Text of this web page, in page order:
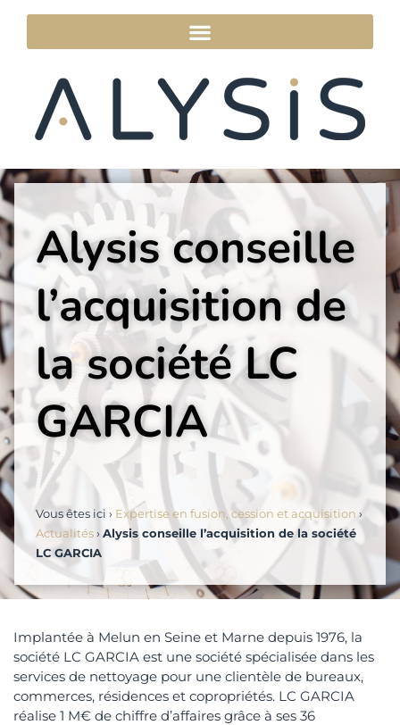
Alysis conseille
l’acquisition de
la société LC
GARCIA
Vous êtes ici › Expertise en fusion, cession et acquisition ›
Actualités › Alysis conseille l’acquisition de la société
LC GARCIA
Implantée à Melun en Seine et Marne depuis 1976, la
société LC GARCIA est une société spécialisée dans les
services de nettoyage pour une clientèle de bureaux,
commerces, résidences et copropriétés. LC GARCIA
réalise 1 M€ de chiffre d’affaires grâce à ses 36